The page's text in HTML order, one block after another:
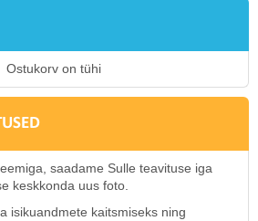
Ostukorv on tühi
saadame Sulle teavituse iga
keskkonda uus foto.
isikuandmete kaitsmiseks ning